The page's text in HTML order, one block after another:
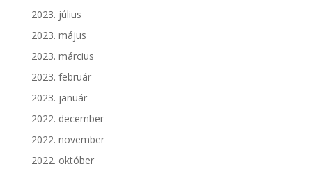
2023. július
2023. május
2023. március
2023. február
2023. január
2022. december
2022. november
2022. október